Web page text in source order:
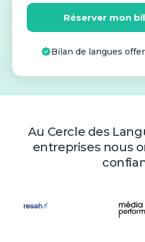
Réserver mon
Bilan de langues
Au Cercle des
entreprises nous